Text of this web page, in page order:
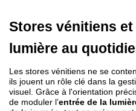
Stores vénitiens
lumière au
Les stores vénitiens ne se
ils jouent un rôle clé dans la
visuel. Grâce à l'orientation
de moduler l’entrée de la